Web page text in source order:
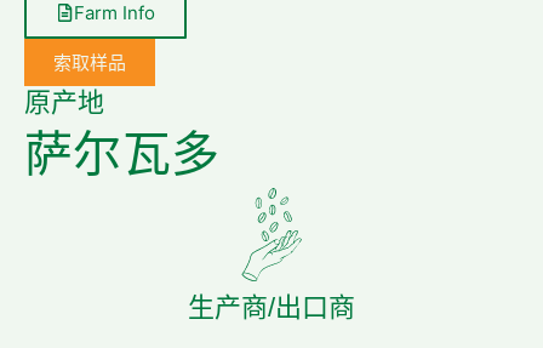
Farm Info
索取样品
原产地
萨尔瓦多
生产商/出口商